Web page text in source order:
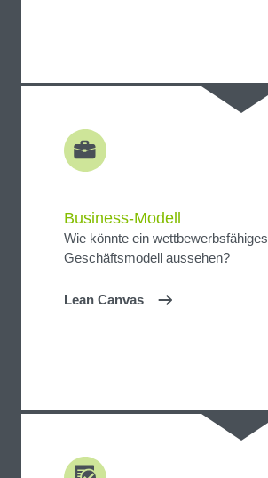
Business-Modell
Wie könnte ein wettbewerbsfähiges
Geschäftsmodell aussehen?
Lean Canvas